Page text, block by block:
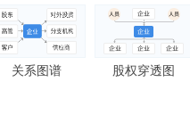
法院公告
裁判文书
送达公告
被执行人
关系图谱 股权穿透图